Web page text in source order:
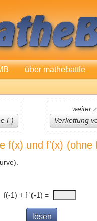
über mathebattle
F)
weiter
Verkettung
f(x) und f'(x) (ohne
f(-1) + f '(-1) =